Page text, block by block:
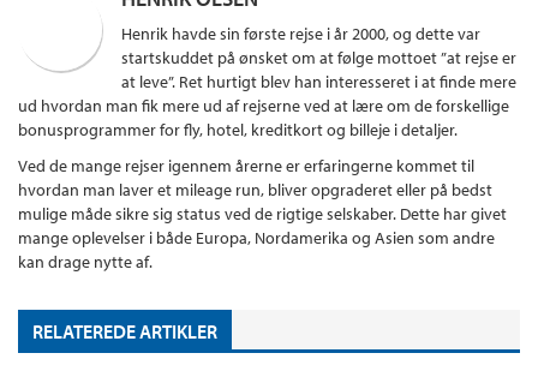
Henrik havde sin første rejse i år 2000, og dette var
startskuddet på ønsket om at følge mottoet ”at rejse er
at leve”. Ret hurtigt blev han interesseret i at finde mere
ud hvordan man fik mere ud af rejserne ved at lære om de forskellige
bonusprogrammer for fly, hotel, kreditkort og billeje i detaljer.
Ved de mange rejser igennem årerne er erfaringerne kommet til
hvordan man laver et mileage run, bliver opgraderet eller på bedst
mulige måde sikre sig status ved de rigtige selskaber. Dette har givet
mange oplevelser i både Europa, Nordamerika og Asien som andre
kan drage nytte af.
RELATEREDE ARTIKLER